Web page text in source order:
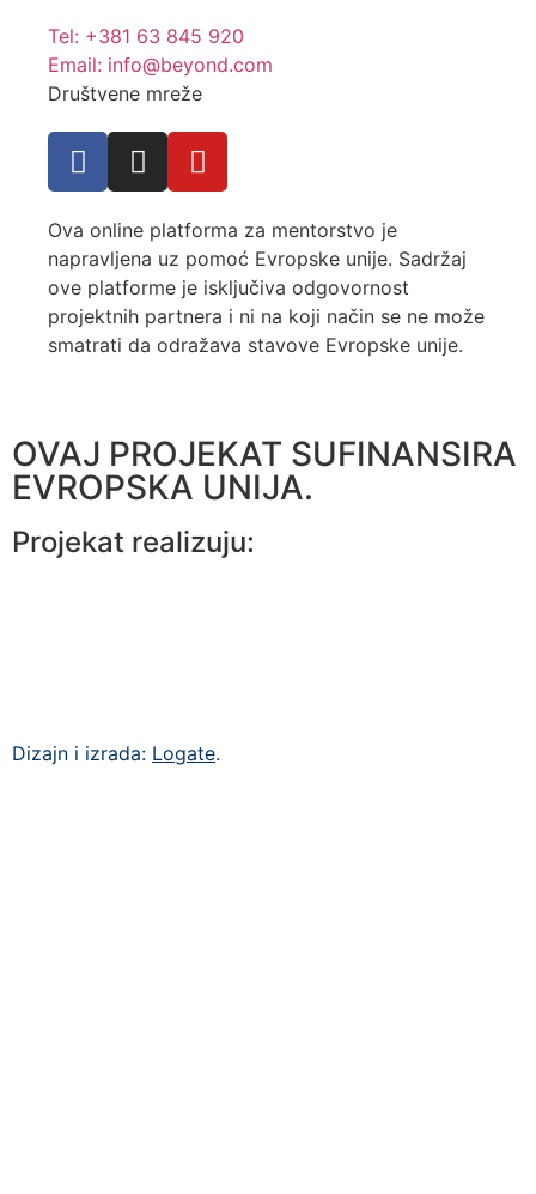
Tel: +381 63 845 920
Email: info@beyond.com
Društvene mreže
Ova online platforma za mentorstvo je
napravljena uz pomoć Evropske unije. Sadržaj
ove platforme je isključiva odgovornost
projektnih partnera i ni na koji način se ne može
smatrati da odražava stavove Evropske unije.
OVAJ PROJEKAT SUFINANSIRA
EVROPSKA UNIJA.
Projekat realizuju:
Dizajn i izrada: Logate.